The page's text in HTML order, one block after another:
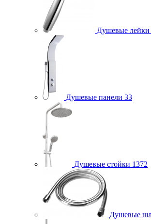
Душевые лейки
Душевые панели 33
Душевые стойки 1372
Душевые